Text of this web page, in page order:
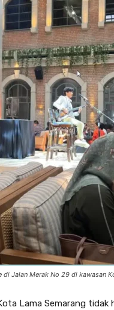
Jalan Merak No 29 di kawasan
Lama Semarang tidak